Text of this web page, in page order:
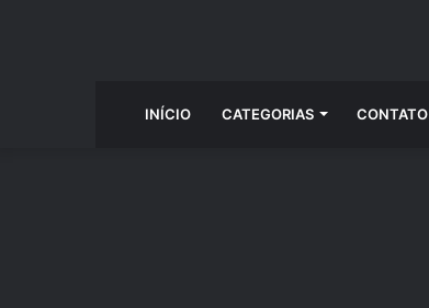
INÍCIO CATEGORIAS CONTATO